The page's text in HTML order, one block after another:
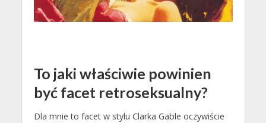
To jaki właściwie powinien
być facet retroseksualny?
Dla mnie to facet w stylu Clarka Gable oczywiście